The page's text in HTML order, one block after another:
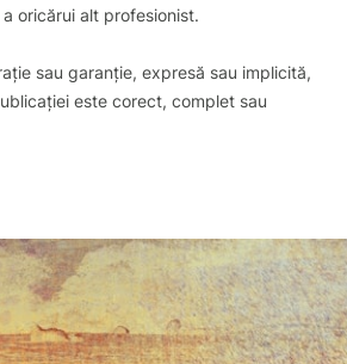
oricărui alt profesionist.
sau garanție, expresă sau implicită,
este corect, complet sau